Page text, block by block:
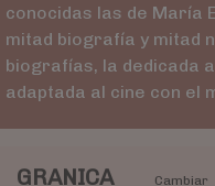
conocidas las de María
mitad biografía y mitad
biografías, la dedicada
adaptada al cine con el
GRANICA Cambiar